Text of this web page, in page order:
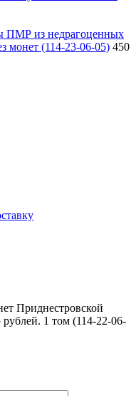
ПМР из недрагоценных
монет (114-23-06-05) 450
Приднестровской
1 том (114-22-06-